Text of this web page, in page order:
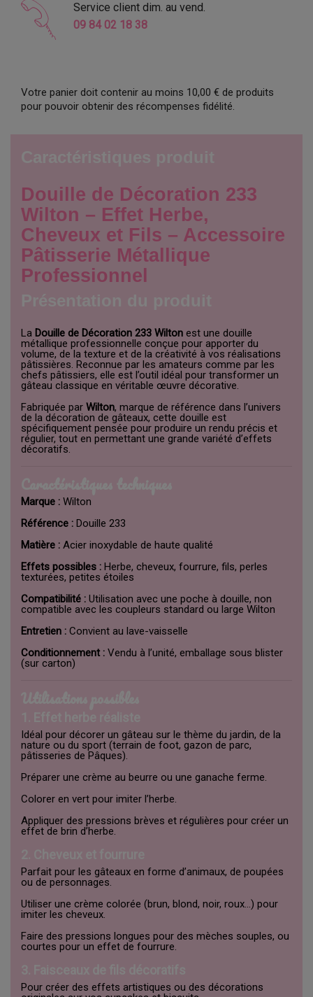
Service client dim. au vend.
09 84 02 18 38
Votre panier doit contenir au moins 10,00 € de produits
pour pouvoir obtenir des récompenses fidélité.
Douille de Décoration 233
Wilton – Effet Herbe,
Cheveux et Fils – Accessoire
Pâtisserie Métallique
Professionnel
La Douille de Décoration 233 Wilton est une douille
métallique professionnelle conçue pour apporter du
volume, de la texture et de la créativité à vos réalisations
pâtissières. Reconnue par les amateurs comme par les
chefs pâtissiers, elle est l’outil idéal pour transformer un
gâteau classique en véritable œuvre décorative.
Fabriquée par Wilton, marque de référence dans l’univers
de la décoration de gâteaux, cette douille est
spécifiquement pensée pour produire un rendu précis et
régulier, tout en permettant une grande variété d’effets
décoratifs.
Marque : Wilton
Référence : Douille 233
Matière : Acier inoxydable de haute qualité
Effets possibles : Herbe, cheveux, fourrure, fils, perles
texturées, petites étoiles
Compatibilité : Utilisation avec une poche à douille, non
compatible avec les coupleurs standard ou large Wilton
Entretien : Convient au lave-vaisselle
Conditionnement : Vendu à l’unité, emballage sous blister
(sur carton)
Idéal pour décorer un gâteau sur le thème du jardin, de la
nature ou du sport (terrain de foot, gazon de parc,
pâtisseries de Pâques).
Préparer une crème au beurre ou une ganache ferme.
Colorer en vert pour imiter l’herbe.
Appliquer des pressions brèves et régulières pour créer un
effet de brin d’herbe.
Parfait pour les gâteaux en forme d’animaux, de poupées
ou de personnages.
Utiliser une crème colorée (brun, blond, noir, roux…) pour
imiter les cheveux.
Faire des pressions longues pour des mèches souples, ou
courtes pour un effet de fourrure.
Pour créer des effets artistiques ou des décorations